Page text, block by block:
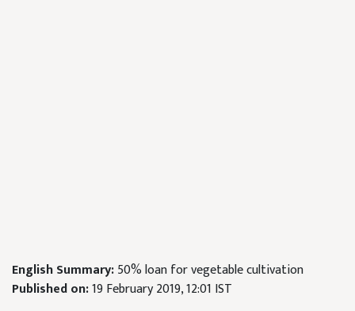
English Summary:50% loan for vegetable cultivation
Published on:19 February 2019, 12:01 IST